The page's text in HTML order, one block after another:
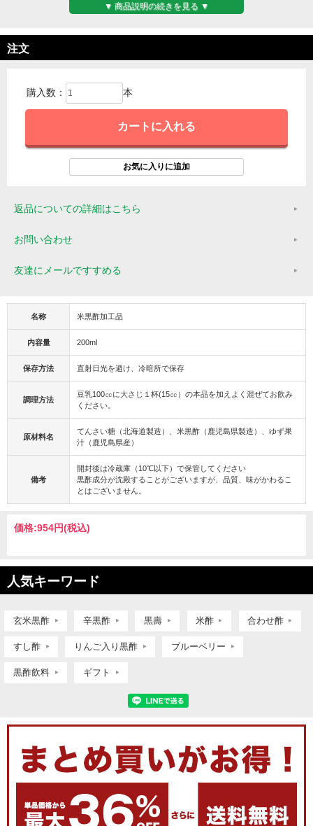
お水・牛乳・炭酸水などで希釈しても美味しく頂けます。
▼ 商品説明の続きを見る ▼
注文
購入数： 本
返品についての詳細はこちら
お問い合わせ
友達にメールですすめる
名称 米黒酢加工品
内容量 200ml
保存方法 直射日光を避け、冷暗所で保存
調理方法
豆乳100㏄に大さじ１杯(15㏄）の本品を加えよく混ぜてお飲み
ください。
原材料名
てんさい糖（北海道製造）、米黒酢（鹿児島県製造）、ゆず果
汁（鹿児島県産）
備考
開封後は冷蔵庫（10℃以下）で保管してください
黒酢成分が沈殿することがございますが、品質、味がかわるこ
とはございません。
価格:954円(税込)
人気キーワード
玄米黒酢 辛黒酢 黒壽 米酢 合わせ酢
すし酢 りんご入り黒酢 ブルーベリー
黒酢飲料 ギフト